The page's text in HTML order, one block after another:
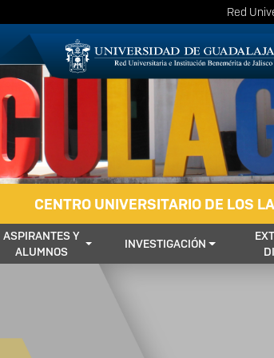
Red
CENTRO UNIVERSITARIO DE LOS
ASPIRANTES Y
ALUMNOS
INVESTIGACIÓN